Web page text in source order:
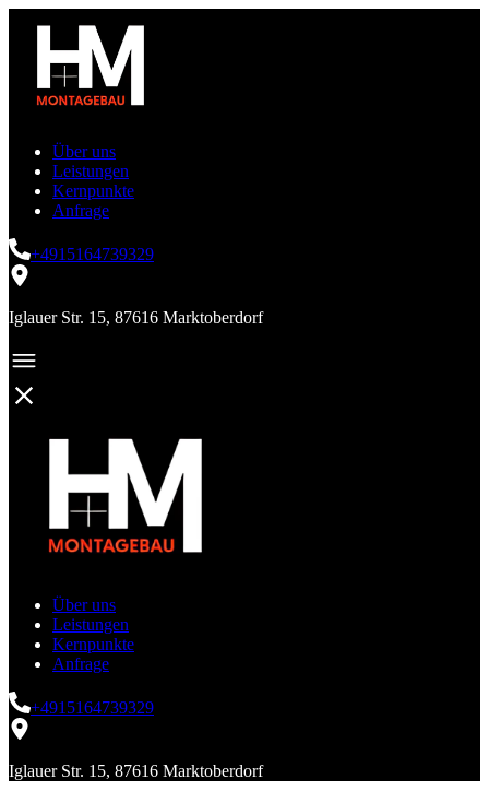
Über uns
Leistungen
Kernpunkte
Anfrage
+4915164739329
Iglauer Str. 15, 87616 Marktoberdorf
Über uns
Leistungen
Kernpunkte
Anfrage
+4915164739329
Iglauer Str. 15, 87616 Marktoberdorf